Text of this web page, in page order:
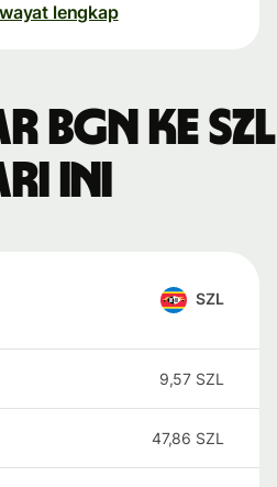
lengkap
ke SZL
ini
SZL
9,57 SZL
47,86 SZL